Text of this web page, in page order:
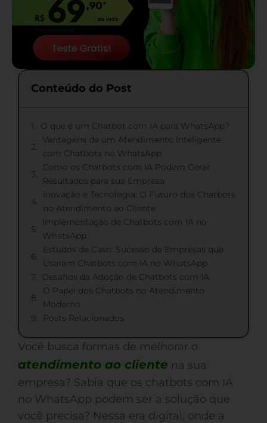
Conteúdo do Post
O que é um Chatbot com IA para WhatsApp?
Vantagens de um Atendimento Inteligente
com Chatbots no WhatsApp
Como os Chatbots com IA Podem Gerar
Resultados para sua Empresa
Inovação e Tecnologia: O Futuro dos Chatbots
no Atendimento ao Cliente
Implementação de Chatbots com IA no
WhatsApp
Estudos de Caso: Sucesso de Empresas que
Usaram Chatbots com IA no WhatsApp
Desafios da Adoção de Chatbots com IA
O Papel dos Chatbots no Atendimento
Moderno
Posts Relacionados
Você busca formas de melhorar o
atendimento ao cliente na sua
empresa? Sabia que os chatbots com IA
no WhatsApp podem ser a solução que
você precisa? Nessa era digital, onde a